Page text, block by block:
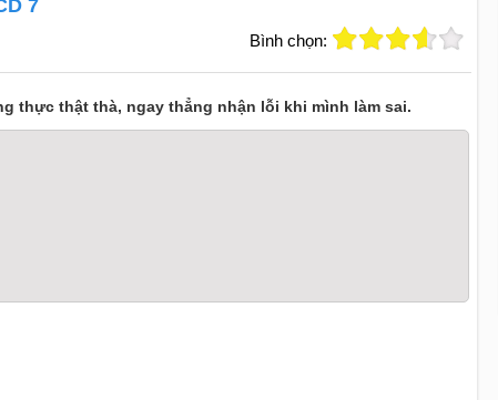
7
Bình chọn:
thực thật thà, ngay thẳng nhận lỗi khi mình làm sai.